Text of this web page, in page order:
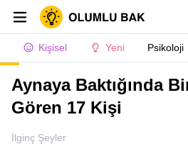
Kişisel Yeni Psikoloji
Aynaya Baktığında
Gören 17 Kişi
İlginç Şeyler